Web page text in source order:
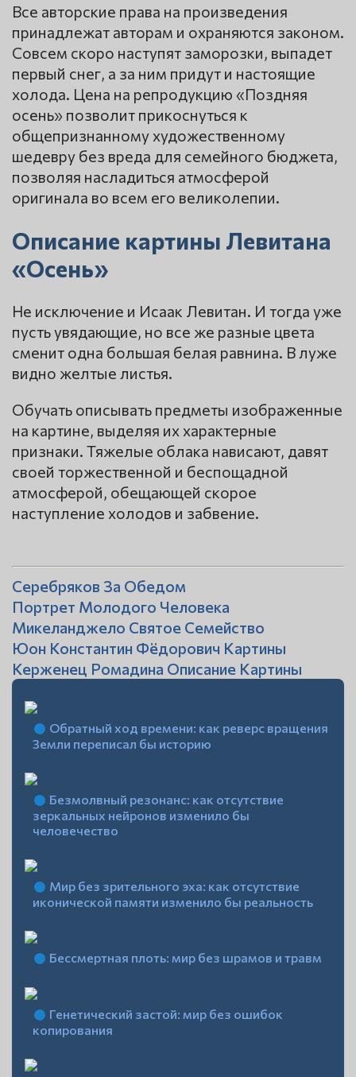
Все авторские права на произведения
принадлежат авторам и охраняются законом.
Совсем скоро наступят заморозки, выпадет
первый снег, а за ним придут и настоящие
холода. Цена на репродукцию «Поздняя
осень» позволит прикоснуться к
общепризнанному художественному
шедевру без вреда для семейного бюджета,
позволяя насладиться атмосферой
оригинала во всем его великолепии.
Описание картины Левитана
«Осень»
Не исключение и Исаак Левитан. И тогда уже
пусть увядающие, но все же разные цвета
сменит одна большая белая равнина. В луже
видно желтые листья.
Обучать описывать предметы изображенные
на картине, выделяя их характерные
признаки. Тяжелые облака нависают, давят
своей торжественной и беспощадной
атмосферой, обещающей скорое
наступление холодов и забвение.
Серебряков За Обедом
Портрет Молодого Человека
Микеланджело Святое Семейство
Юон Константин Фёдорович Картины
Керженец Ромадина Описание Картины
Обратный ход времени: как реверс вращения
Земли переписал бы историю
Безмолвный резонанс: как отсутствие
зеркальных нейронов изменило бы
человечество
Мир без зрительного эха: как отсутствие
иконической памяти изменило бы реальность
Бессмертная плоть: мир без шрамов и травм
Генетический застой: мир без ошибок
копирования